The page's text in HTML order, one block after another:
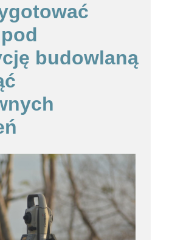
budowlaną